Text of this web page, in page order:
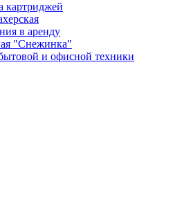
картриджей
в аренду
"Снежинка"
и офисной техники